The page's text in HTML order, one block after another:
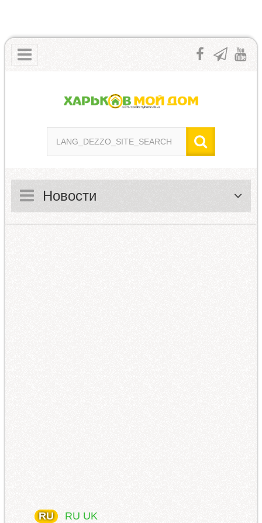
Новости
RU RU UK